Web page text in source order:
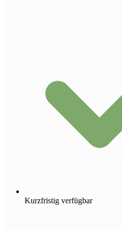
Kurzfristig verfügbar